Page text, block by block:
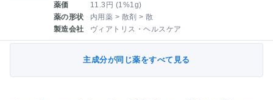
薬価
11.3円 (1%1g)
薬の形状
内用薬 > 散剤 > 散
製造会社
ヴィアトリス・ヘルスケア
主成分が同じ薬をすべて見る